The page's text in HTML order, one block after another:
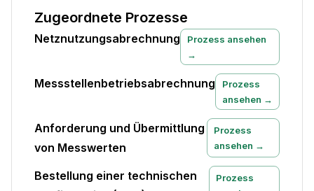
Zugeordnete Prozesse
Netznutzungsabrechnung
Prozess ansehen
→
Messstellenbetriebsabrechnung
Prozess
ansehen →
Anforderung und Übermittlung
von Messwerten
Prozess
ansehen →
Bestellung einer technischen
Prozess